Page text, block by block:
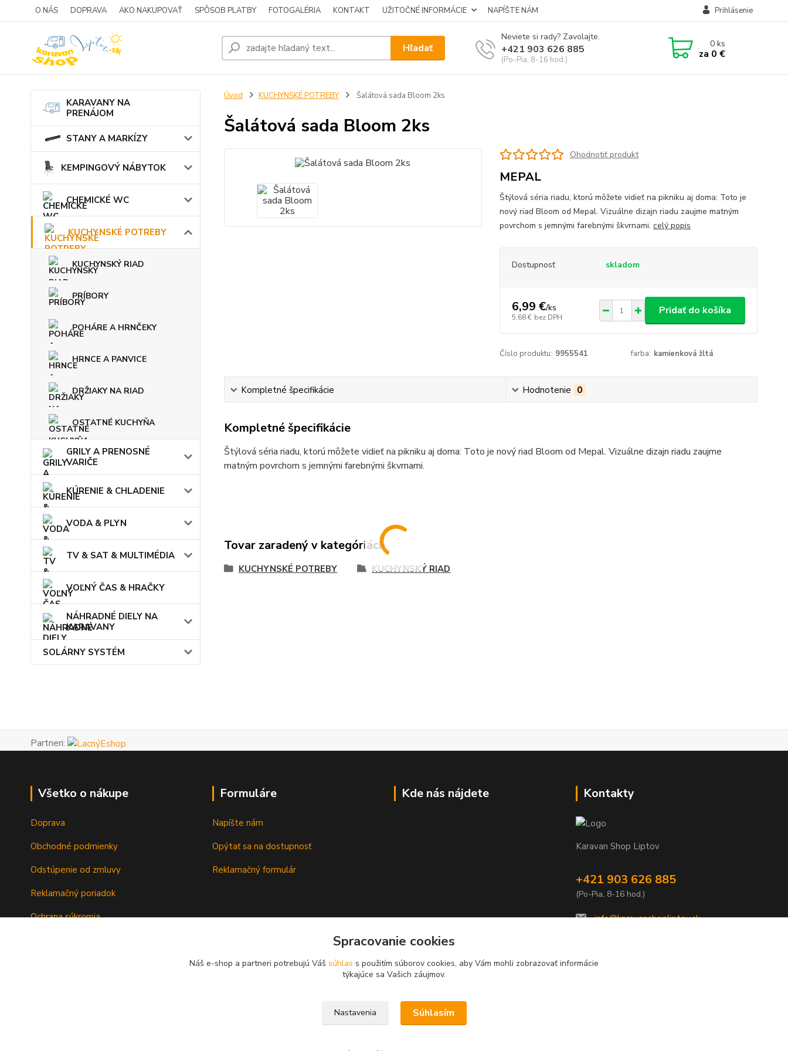
O NÁS DOPRAVA AKO NAKUPOVAŤ SPÔSOB PLATBY FOTOGALÉRIA KONTAKT UŽITOČNÉ INFORMÁCIE NAPÍŠTE NÁM Prihlásenie
Hľadať
Neviete si rady? Zavolajte.
+421 903 626 885
(Po-Pia, 8-16 hod.)
0ks
za 0 €
KARAVANY NA
PRENÁJOM
STANY A MARKÍZY
KEMPINGOVÝ NÁBYTOK
CHEMICKÉ WC
KUCHYNSKÉ POTREBY
KUCHYNSKÝ RIAD
PRÍBORY
POHÁRE A HRNČEKY
HRNCE A PANVICE
DRŽIAKY NA RIAD
OSTATNÉ KUCHYŇA
GRILY A PRENOSNÉ
VARIČE
KÚRENIE & CHLADENIE
VODA & PLYN
TV & SAT & MULTIMÉDIA
VOĽNÝ ČAS & HRAČKY
NÁHRADNÉ DIELY NA
KARAVANY
SOLÁRNY SYSTÉM
Úvod KUCHYNSKÉ POTREBY Šalátová sada Bloom 2ks
Šalátová sada Bloom 2ks
Ohodnotiť produkt
MEPAL
Štýlová séria riadu, ktorú môžete vidieť na pikniku aj doma: Toto je
nový riad Bloom od Mepal. Vizuálne dizajn riadu zaujme matným
povrchom s jemnými farebnými škvrnami. celý popis
Dostupnosť skladom
6,99 €/ks
5,68 € bez DPH
Pridať do košíka
Číslo produktu: 9955541 farba: kamienková žltá
Kompletné špecifikácie Hodnotenie 0
Kompletné špecifikácie
Štýlová séria riadu, ktorú môžete vidieť na pikniku aj doma: Toto je nový riad Bloom od Mepal. Vizuálne dizajn riadu zaujme
matným povrchom s jemnými farebnými škvrnami.
Tovar zaradený v kategóriách
KUCHYNSKÉ POTREBY KUCHYNSKÝ RIAD
Partneri:
Všetko o nákupe
Doprava
Obchodné podmienky
Odstúpenie od zmluvy
Reklamačný poriadok
Ochrana súkromia
Formuláre
Napíšte nám
Opýtať sa na dostupnosť
Reklamačný formulár
Kde nás nájdete Kontakty
Karavan Shop Liptov
+421 903 626 885
(Po-Pia, 8-16 hod.)
info@karavanshopliptov.sk
Spracovanie cookies
Náš e-shop a partneri potrebujú Váš súhlas s použitím súborov cookies, aby Vám mohli zobrazovať informácie
týkajúce sa Vašich záujmov.
Nastavenia Súhlasím